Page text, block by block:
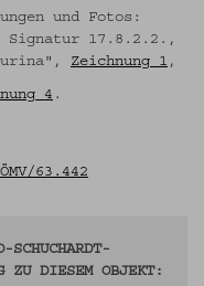
und Fotos:
Signatur 17.8.2.2.,
Zeichnung 1 ,
4 .
63.442
SCHUCHARDT-
ZU DIESEM OBJEKT: